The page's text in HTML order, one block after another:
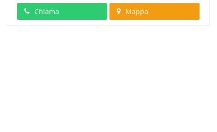
Chiama Mappa